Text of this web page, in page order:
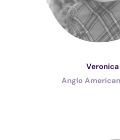
Anglo